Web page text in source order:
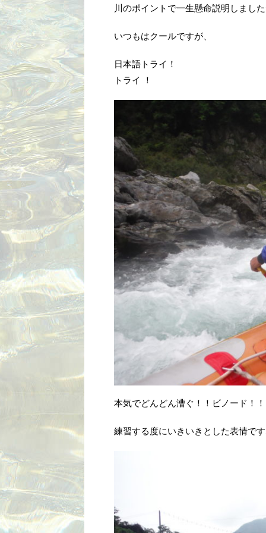
川のポイントで一生懸命説明しまし
いつもはクールですが、
日本語トライ！
トライ ！
本気でどんどん漕ぐ！！ビノード！！
練習する度にいきいきとした表情で